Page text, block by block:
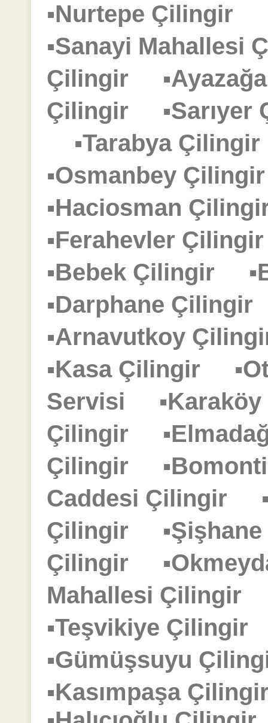
▪Nurtepe Çilingir
▪Sanayi
Çilingir
Çilingir
▪Tarabya
▪Osmanbey
▪Haciosman
▪Ferahevler
▪Bebek Çilingir
▪Darphane
▪Arnavutkoy
▪Kasa Çilingir
Servisi
Çilingir
Çilingir
Caddesi Çilingir
Çilingir
Çilingir
Mahallesi Çilingir
▪Teşvikiye
▪Gümüşsuyu
▪Kasımpaşa